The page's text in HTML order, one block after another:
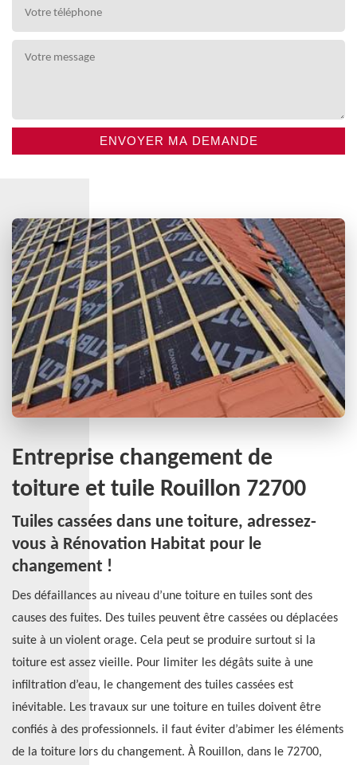
Entreprise changement de
toiture et tuile Rouillon 72700
Tuiles cassées dans une toiture, adressez-
vous à Rénovation Habitat pour le
changement !
Des défaillances au niveau d’une toiture en tuiles sont des
causes des fuites. Des tuiles peuvent être cassées ou déplacées
suite à un violent orage. Cela peut se produire surtout si la
toiture est assez vieille. Pour limiter les dégâts suite à une
infiltration d’eau, le changement des tuiles cassées est
inévitable. Les travaux sur une toiture en tuiles doivent être
confiés à des professionnels. il faut éviter d’abimer les éléments
de la toiture lors du changement. À Rouillon, dans le 72700,